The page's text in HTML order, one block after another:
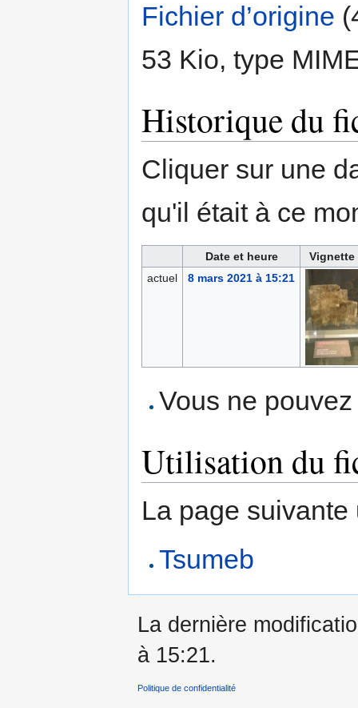
Fichier d’origine
53 Kio, type
Historique du
Cliquer sur une
qu'il était à ce
Date et heure
Vignette
actuel
8 mars 2021 à 15:21
Vous ne
Utilisation du
La page
Tsumeb
La dernière
à 15:21.
Politique de confidentialité